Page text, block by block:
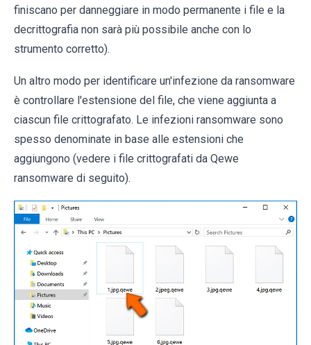
finiscano per danneggiare in modo permanente i file e la
decrittografia non sarà più possibile anche con lo
strumento corretto).
Un altro modo per identificare un'infezione da ransomware
è controllare l'estensione del file, che viene aggiunta a
ciascun file crittografato. Le infezioni ransomware sono
spesso denominate in base alle estensioni che
aggiungono (vedere i file crittografati da Qewe
ransomware di seguito).